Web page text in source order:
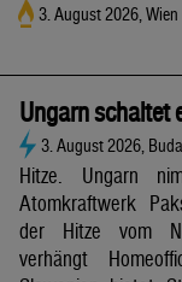
3. August 2026, Wien
Ungarn schaltet
3. August 2026,
Hitze. Ungarn
Atomkraftwerk
der Hitze vom
verhängt